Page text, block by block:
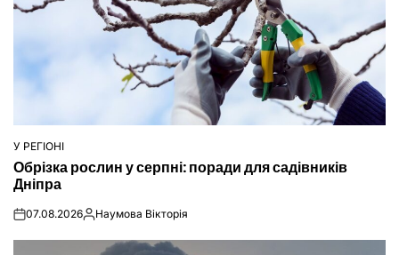
ОПУБЛІКУВАТИ
У
У РЕГІОНІ
Обрізка рослин у серпні: поради для садівників
Дніпра
on07.08.2026Опубліковано
Наумова Вікторія